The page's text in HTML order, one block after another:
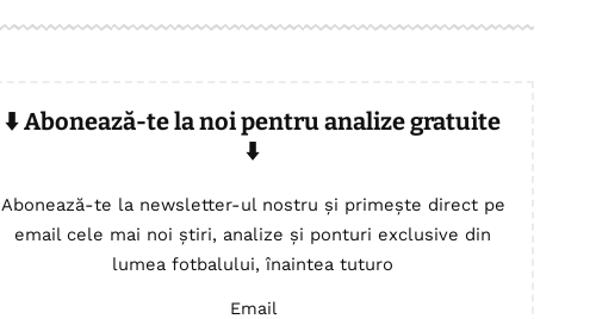
⬇️ Abonează-te la noi pentru analize gratuite
⬇️
Abonează-te la newsletter-ul nostru și primește direct pe
email cele mai noi știri, analize și ponturi exclusive din
lumea fotbalului, înaintea tuturo
Email